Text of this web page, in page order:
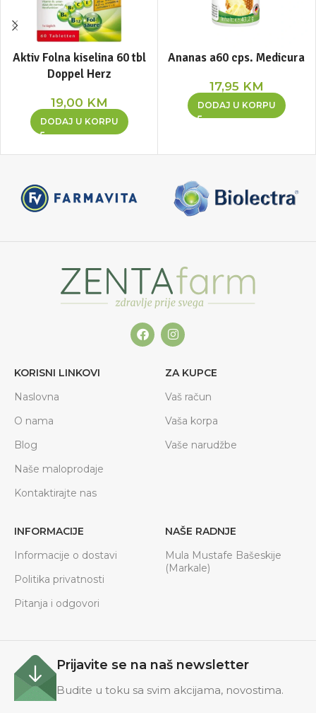
Aktiv Folna kiselina 60 tbl
Doppel Herz
19,00 KM
DODAJ U KORPU
Ananas a60 cps. Medicura
17,95 KM
DODAJ U KORPU
KORISNI LINKOVI
Naslovna
O nama
Blog
Naše maloprodaje
Kontaktirajte nas
ZA KUPCE
Vaš račun
Vaša korpa
Vaše narudžbe
INFORMACIJE
Informacije o dostavi
Politika privatnosti
Pitanja i odgovori
NAŠE RADNJE
Mula Mustafe Bašeskije
(Markale)
Prijavite se na naš newsletter
Budite u toku sa svim akcijama, novostima.